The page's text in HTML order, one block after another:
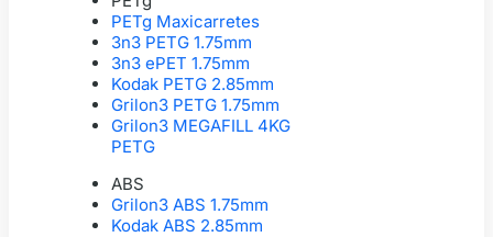
PETg Maxicarretes
3n3 PETG 1.75mm
3n3 ePET 1.75mm
Kodak PETG 2.85mm
Grilon3 PETG 1.75mm
Grilon3 MEGAFILL 4KG
PETG
ABS
Grilon3 ABS 1.75mm
Kodak ABS 2.85mm